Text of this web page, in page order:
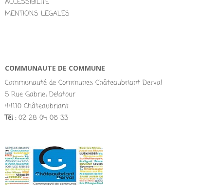
ACCESSIBILITÉ
MENTIONS LEGALES
COMMUNAUTE DE COMMUNE
Communauté de Communes Châteaubriant Derval
5 Rue Gabriel Delatour
44110 Châteaubriant
Tél :02 28 04 06 33